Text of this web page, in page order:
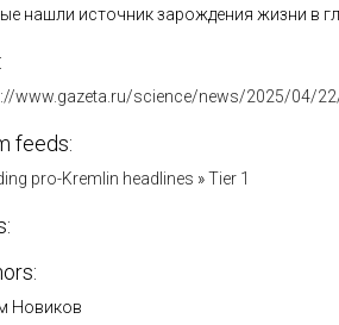
нашли источник зарождения жизни в
www.gazeta.ru/science/news/2025/04/
feeds:
pro-Kremlin headlines »Tier 1
Новиков